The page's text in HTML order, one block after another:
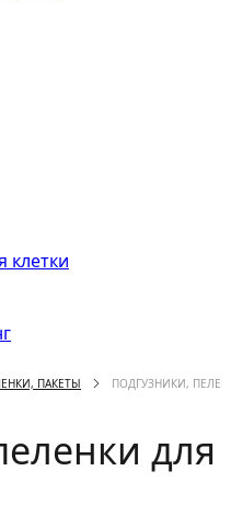
клетки
ПАКЕТЫ ПОДГУЗНИКИ,
для